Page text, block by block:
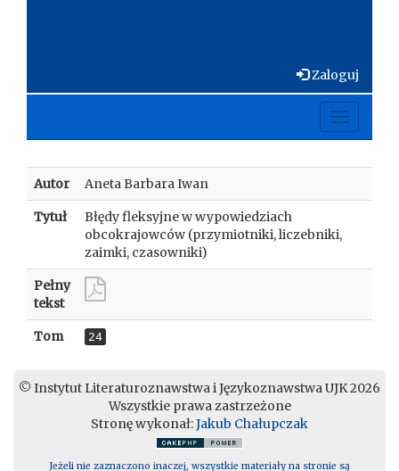
Zaloguj
Toggle
Autor Aneta Barbara Iwan
Tytuł
Błędy fleksyjne w wypowiedziach
obcokrajowców (przymiotniki, liczebniki,
zaimki, czasowniki)
Pełny
tekst
Tom 24
© Instytut Literaturoznawstwa i Językoznawstwa UJK 2026
Wszystkie prawa zastrzeżone
Stronę wykonał:Jakub Chałupczak
Jeżeli nie zaznaczono inaczej, wszystkie materiały na stronie są